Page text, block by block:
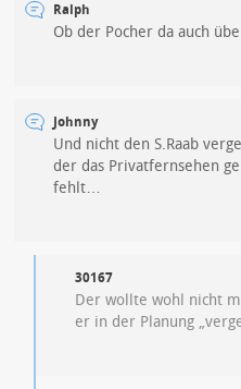
Ralph
Ob der Pocher da auch
Johnny
Und nicht den S.Raab
der das Privatfernsehen
fehlt…
30167
Der wollte wohl nicht
er in der Planung